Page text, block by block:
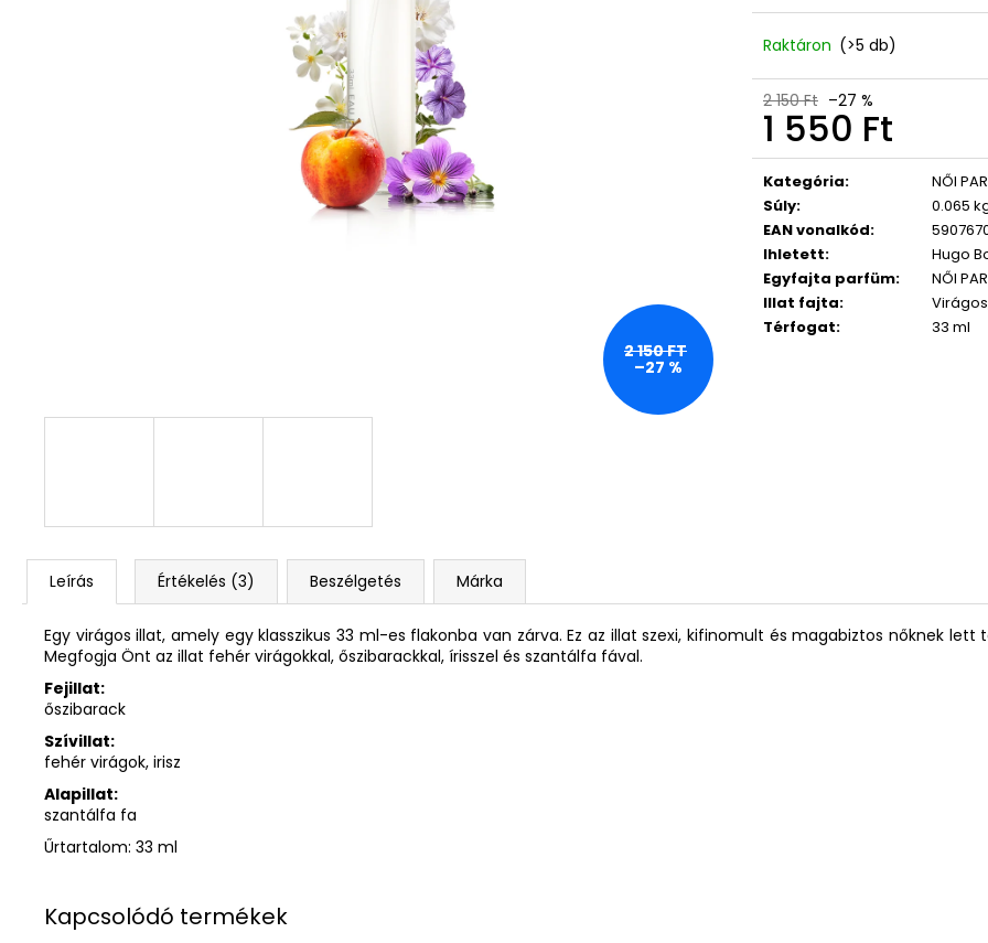
Raktáron (>5 db)
2 150 Ft –27 %
1 550 Ft
Egységár:
Kategória:
NŐI
Súly:
0.065
EAN vonalkód:
Ihletett:
Hugo
Egyfajta parfüm:
NŐI
Illat fajta:
Térfogat: 33 ml
2 150 FT
–27 %
Leírás Értékelés (3) Beszélgetés Márka
Egy virágos illat, amely egy klasszikus 33 ml-es flakonba van zárva. Ez az illat szexi, kifinomult és magabiztos nőknek
Megfogja Önt az illat fehér virágokkal, őszibarackkal, írisszel és szantálfa fával.
Fejillat:
őszibarack
Szívillat:
fehér virágok, irisz
Alapillat:
szantálfa fa
Űrtartalom: 33 ml
17 750 Ft